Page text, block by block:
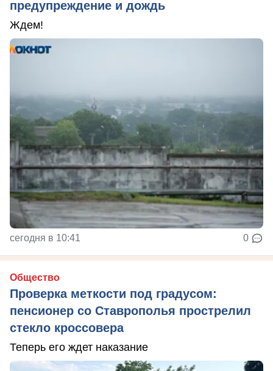
предупреждение и дождь
Ждем!
сегодня в 10:41 0
Общество
Проверка меткости под градусом:
пенсионер со Ставрополья прострелил
стекло кроссовера
Теперь его ждет наказание